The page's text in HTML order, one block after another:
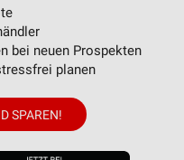
bei neuen Prospekten
planen
SPAREN!